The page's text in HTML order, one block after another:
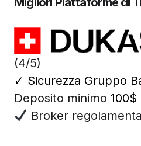
(4/5)
✓ Sicurezza Gruppo
Deposito minimo 100$
Broker